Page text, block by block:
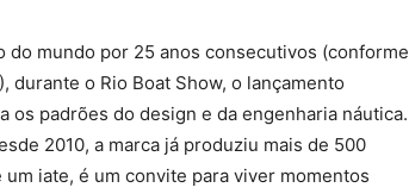
do mundo por 25 anos consecutivos (conforme
durante o Rio Boat Show, o lançamento
os padrões do design e da engenharia náutica.
2010, a marca já produziu mais de 500
iate, é um convite para viver momentos